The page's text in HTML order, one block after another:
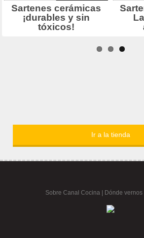
Ir a la tienda
Sobre Canal Cocina Dónde vernos |